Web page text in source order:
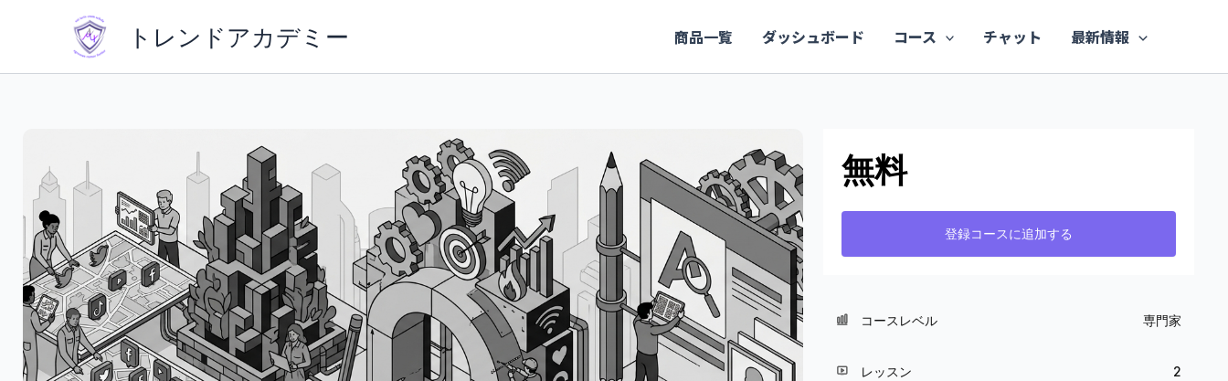
トレンドアカデミー 商品一覧 ダッシュボード コース チャット 最新情報
無料
登録コースに追加する
コースレベル 専門家
レッスン 2